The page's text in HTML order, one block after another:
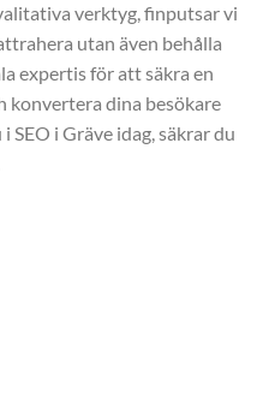
verktyg, finputsar vi
utan även behålla
expertis för att säkra en
konvertera dina besökare
i Gräve idag, säkrar du